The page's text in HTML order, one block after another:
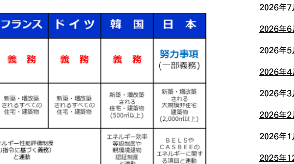
2026年7
2026年6
2026年5
2026年4
2026年3
2026年2
2026年1
2025年